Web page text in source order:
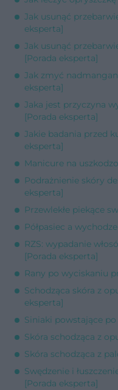
Jak usunąć
eksperta]
Jak usunąć
[Porada eksperta]
Jak zmyć
eksperta]
Jaka jest przyczyna
[Porada eksperta]
Jakie badania przed
eksperta]
Manicure na
Podrażnienie skóry
eksperta]
Przewlekłe piekące
Półpasiec a
RZS: wypadanie
[Porada eksperta]
Rany po wyciskaniu
Schodząca skóra z
eksperta]
Siniaki powstające
Skóra schodząca z
Skóra schodząca z
Swędzenie i
[Porada eksperta]